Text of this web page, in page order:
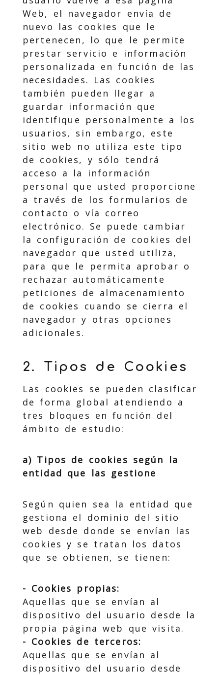
Web, el navegador envía de
nuevo las cookies que le
pertenecen, lo que le permite
prestar servicio e información
personalizada en función de las
necesidades. Las cookies
también pueden llegar a
guardar información que
identifique personalmente a los
usuarios, sin embargo, este
sitio web no utiliza este tipo
de cookies, y sólo tendrá
acceso a la información
personal que usted proporcione
a través de los formularios de
contacto o vía correo
electrónico. Se puede cambiar
la configuración de cookies del
navegador que usted utiliza,
para que le permita aprobar o
rechazar automáticamente
peticiones de almacenamiento
de cookies cuando se cierra el
navegador y otras opciones
adicionales.
2. Tipos de Cookies
Las cookies se pueden clasificar
de forma global atendiendo a
tres bloques en función del
ámbito de estudio:
a) Tipos de cookies según la
entidad que las gestione
Según quien sea la entidad que
gestiona el dominio del sitio
web desde donde se envían las
cookies y se tratan los datos
que se obtienen, se tienen:
- Cookies propias:
Aquellas que se envían al
dispositivo del usuario desde la
propia página web que visita.
- Cookies de terceros:
Aquellas que se envían al
dispositivo del usuario desde